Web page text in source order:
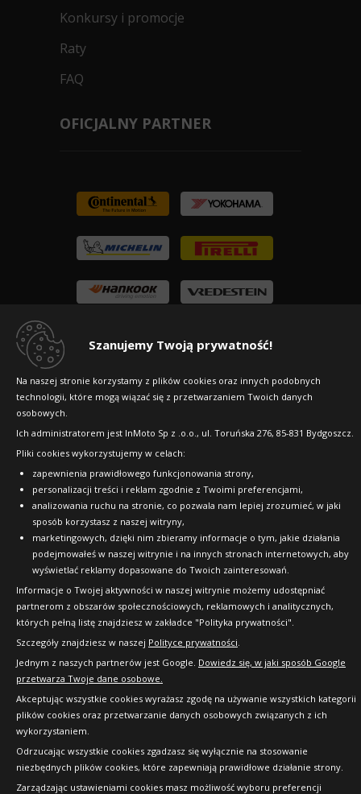
Szanujemy Twoją prywatność!
Na naszej stronie korzystamy z plików cookies oraz innych podobnych
technologii, które mogą wiązać się z przetwarzaniem Twoich danych
osobowych.
Ich administratorem jest InMoto Sp z .o.o., ul. Toruńska 276, 85-831 Bydgoszcz.
Pliki cookies wykorzystujemy w celach:
zapewnienia prawidłowego funkcjonowania strony,
personalizacji treści i reklam zgodnie z Twoimi preferencjami,
analizowania ruchu na stronie, co pozwala nam lepiej zrozumieć, w jaki
sposób korzystasz z naszej witryny,
marketingowych, dzięki nim zbieramy informacje o tym, jakie działania
podejmowałeś w naszej witrynie i na innych stronach internetowych, aby
wyświetlać reklamy dopasowane do Twoich zainteresowań.
Informacje o Twojej aktywności w naszej witrynie możemy udostępniać
partnerom z obszarów społecznościowych, reklamowych i analitycznych,
których pełną listę znajdziesz w zakładce "Polityka prywatności".
Szczegóły znajdziesz w naszej Polityce prywatności.
Jednym z naszych partnerów jest Google. Dowiedz się, w jaki sposób Google
przetwarza Twoje dane osobowe.
Akceptując wszystkie cookies wyrażasz zgodę na używanie wszystkich kategorii
plików cookies oraz przetwarzanie danych osobowych związanych z ich
wykorzystaniem.
Odrzucając wszystkie cookies zgadzasz się wyłącznie na stosowanie
niezbędnych plików cookies, które zapewniają prawidłowe działanie strony.
Zarządzając ustawieniami cookies masz możliwość wyboru preferencji
Konkursy i promocje
Raty
FAQ
OFICJALNY PARTNER
Copyright © 2010-2026 24opony.pl. Wszelkie
prawa zastrzeżone.